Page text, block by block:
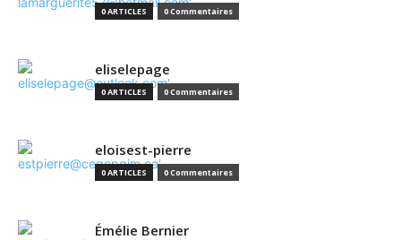
0 ARTICLES 0 Commentaires
eliselepage
0 ARTICLES 0 Commentaires
eloisest-pierre
0 ARTICLES 0 Commentaires
Émélie Bernier